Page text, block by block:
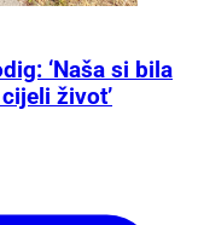
‘Naša si bila
život’